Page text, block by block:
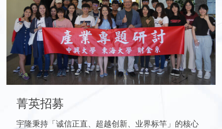
菁英招募
宇隆秉持「诚信正直、超越创新、业界标竿」的核心